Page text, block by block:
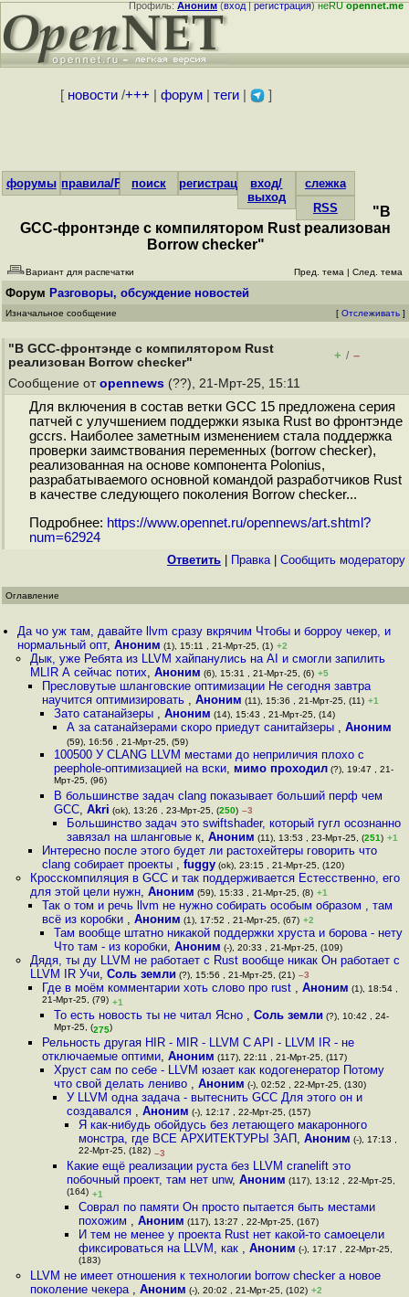
Профиль:Аноним(вход|регистрация)неRUopennet.me
[ новости/+++ форум| теги| ]
форумы правила/FAQпоиск регистрациявход/
выход
слежка
RSS
"В
GCC-фронтэнде с компилятором Rust реализован
Borrow checker"
Вариант для распечатки Пред. тема | След. тема
Форум Разговоры, обсуждение новостей
Изначальное сообщение [ Отслеживать ]
"В GCC-фронтэнде с компилятором Rust
реализован Borrow checker"
+ / –
Сообщение от opennews (??), 21-Мрт-25, 15:11
Для включения в состав ветки GCC 15 предложена серия
патчей с улучшением поддержки языка Rust во фронтэнде
gccrs. Наиболее заметным изменением стала поддержка
проверки заимствования переменных (borrow checker),
реализованная на основе компонента Polonius,
разрабатываемого основной командой разработчиков Rust
в качестве следующего поколения Borrow checker...
Подробнее: https://www.opennet.ru/opennews/art.shtml?
num=62924
Ответить Правка| Cообщить модератору
Оглавление
Да чо уж там, давайте llvm сразу вкрячим Чтобы и борроу чекер, и
нормальный опт,Аноним (1), 15:11 , 21-Мрт-25, (1) +2
Дык, уже Ребята из LLVM хайпанулись на AI и смогли запилить
MLIR А сейчас потих, Аноним (6), 15:31 , 21-Мрт-25, (6) +5
Пресловутые шланговские оптимизации Не сегодня завтра
научится оптимизировать , Аноним (11), 15:36 , 21-Мрт-25, (11) +1
Зато сатанайзеры ,Аноним (14), 15:43 , 21-Мрт-25, (14)
А за сатанайзерами скоро приедут санитайзеры , Аноним
(59), 16:56 , 21-Мрт-25, (59)
100500 У CLANG LLVM местами до неприличия плохо с
peephole-оптимизацией на вски, мимо проходил (?), 19:47 , 21-
Мрт-25, (96)
В большинстве задач clang показывает больший перф чем
GCC,Akri (ok), 13:26 , 23-Мрт-25, (250) –3
Большинство задач это swiftshader, который гугл осознанно
завязал на шланговые к, Аноним (11), 13:53 , 23-Мрт-25, (251) +1
Интересно после этого будет ли растохейтеры говорить что
clang собирает проекты , fuggy(ok), 23:15 , 21-Мрт-25, (120)
Кросскомпиляция в GCC и так поддерживается Естесственно, его
для этой цели нужн, Аноним (59), 15:33 , 21-Мрт-25, (8) +1
Так о том и речь llvm не нужно собирать особым образом , там
всё из коробки , Аноним (1), 17:52 , 21-Мрт-25, (67) +2
Там вообще штатно никакой поддержки хруста и борова - нету
Что там - из коробки,Аноним (-), 20:33 , 21-Мрт-25, (109)
Дядя, ты ду LLVM не работает с Rust вообще никак Он работает с
LLVM IR Учи, Соль земли (?), 15:56 , 21-Мрт-25, (21) –3
Где в моём комментарии хоть слово про rust , Аноним (1), 18:54 ,
21-Мрт-25, (79) +1
То есть новость ты не читал Ясно ,Соль земли (?), 10:42 , 24-
Мрт-25, (275)
Рельность другая HIR - MIR - LLVM C API - LLVM IR - не
отключаемые оптими, Аноним (117), 22:11 , 21-Мрт-25, (117)
Хруст сам по себе - LLVM юзает как кодогенератор Потому
что свой делать лениво ,Аноним (-), 02:52 , 22-Мрт-25, (130)
У LLVM одна задача - вытеснить GCC Для этого он и
создавался , Аноним (-), 12:17 , 22-Мрт-25, (157)
Я как-нибудь обойдусь без летающего макаронного
монстра, где ВСЕ АРХИТЕКТУРЫ ЗАП , Аноним (-), 17:13 ,
22-Мрт-25, (182) –3
Какие ещё реализации руста без LLVM cranelift это
побочный проект, там нет unw, Аноним (117), 13:12 , 22-Мрт-25,
(164) +1
Соврал по памяти Он просто пытается быть местами
похожим , Аноним (117), 13:27 , 22-Мрт-25, (167)
И тем не менее у проекта Rust нет какой-то самоецели
фиксироваться на LLVM, как , Аноним (-), 17:17 , 22-Мрт-25,
(183)
LLVM не имеет отношения к технологии borrow checker а новое
поколение чекера , Аноним (-), 20:02 , 21-Мрт-25, (102) +2